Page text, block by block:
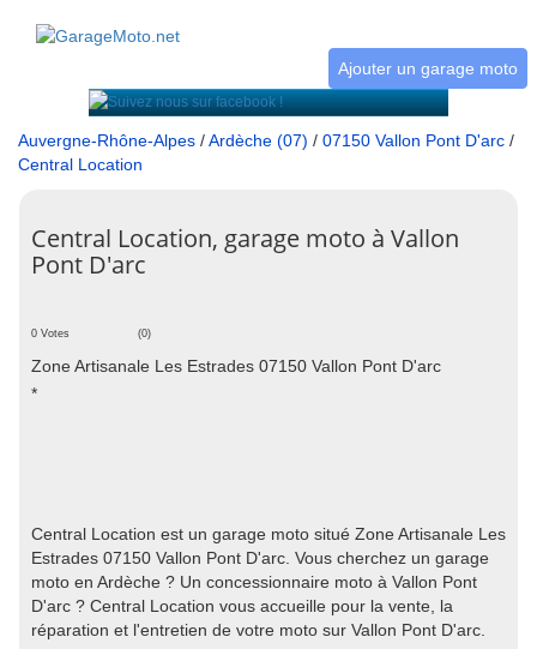
Ajouter un garage moto
Auvergne-Rhône-Alpes /Ardèche (07) / 07150 Vallon Pont D'arc /
Central Location
Central Location, garage moto à Vallon
Pont D'arc
0 Votes (0)
Zone Artisanale Les Estrades 07150 Vallon Pont D'arc
*
Central Location est un garage moto situé Zone Artisanale Les
Estrades 07150 Vallon Pont D'arc. Vous cherchez un garage
moto en Ardèche ? Un concessionnaire moto à Vallon Pont
D'arc ? Central Location vous accueille pour la vente, la
réparation et l'entretien de votre moto sur Vallon Pont D'arc.